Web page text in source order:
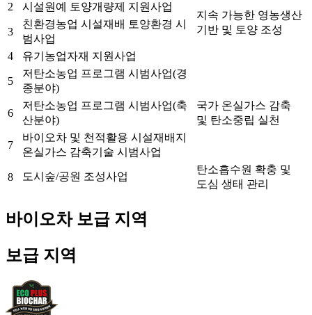
지속 가능한 영농생산
기반 및 토양 조성
2 시설원예 토양개량제 지원사업
3
친환경농업 시설재배 토양환경 시
범사업
4
유기농업자재 지원사업
5
저탄소농업 프로그램 시범사업(경
종분야)
국가 온실가스 감축
및 탄소중립 실천
6
저탄소농업 프로그램 시범사업(축
산분야)
7
바이오차 및 천적활용 시설재배지
온실가스 감축기술 시범사업
8 도시숲/공원 조성사업
탄소흡수원 확충 및
도심 생태 관리
바이오차 보급 지역
보급 지역